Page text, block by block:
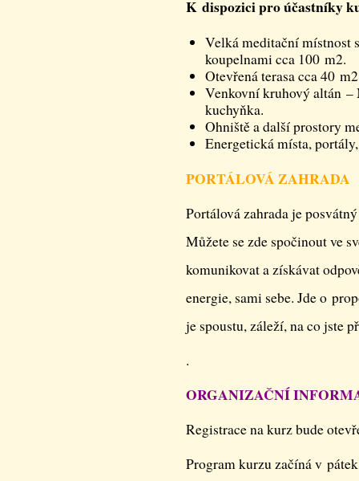
K dispozici pro účastníky
Velká meditační místnost
koupelnami cca 100 m2.
Otevřená terasa cca 40
Venkovní kruhový altán –
kuchyňka.
Ohniště a další prostory
Energetická místa,
PORTÁLOVÁ ZAHRADA
Portálová zahrada je
Můžete se zde spočinout ve
komunikovat a získávat
energie, sami sebe. Jde o
je spoustu, záleží, na co jste
.
ORGANIZAČNÍ
Registrace na kurz bude
Program kurzu začíná v